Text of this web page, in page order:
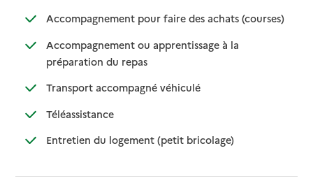
Accompagnement pour faire des achats (courses)
:
: non
Accompagnement ou apprentissage à la
préparation du repas: disponible
: non disponible
Transport accompagné véhiculé: disponible
: non disponible
Téléassistance: disponible
: non disponible
Entretien du logement (petit bricolage): disponible
: non disponible